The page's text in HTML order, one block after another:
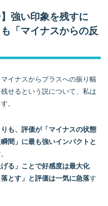
】強い印象を残すに
「マイナスからの反
イナスからプラスへの振り幅
せるという説について、私は
。
も、評価が「マイナスの状態
間」に最も強いインパクトと
げる」ことで好感度は最大化
とす」と評価は一気に急落す